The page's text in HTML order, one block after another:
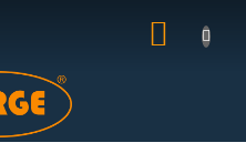
KOŠÍK